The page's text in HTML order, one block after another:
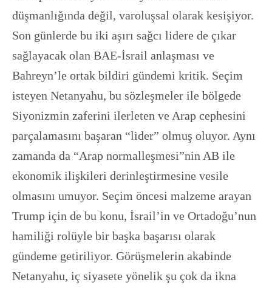
düşmanlığında değil, varoluşsal olarak kesişiyor.
Son günlerde bu iki aşırı sağcı lidere de çıkar
sağlayacak olan BAE-İsrail anlaşması ve
Bahreyn’le ortak bildiri gündemi kritik. Seçim
isteyen Netanyahu, bu sözleşmeler ile bölgede
Siyonizmin zaferini ilerleten ve Arap cephesini
parçalamasını başaran “lider” olmuş oluyor. Aynı
zamanda da “Arap normalleşmesi”nin AB ile
ekonomik ilişkileri derinleştirmesine vesile
olmasını umuyor. Seçim öncesi malzeme arayan
Trump için de bu konu, İsrail’in ve Ortadoğu’nun
hamiliği rolüyle bir başka başarısı olarak
gündeme getiriliyor. Görüşmelerin akabinde
Netanyahu, iç siyasete yönelik şu çok da ikna